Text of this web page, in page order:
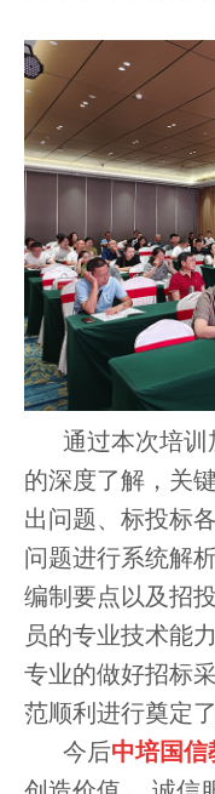
通过本次培
的深度了解，关
出问题、标投标
问题进行系统解
编制要点以及招
员的专业技术能力
专业的做好招标
范顺利进行奠定了
今后中培国信